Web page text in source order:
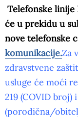
Telefonske linije
će u prekidu u
nove telefonske
komunikacije.Za
zdravstvene
usluge će moći
219 (COVID broj)
(porodična/